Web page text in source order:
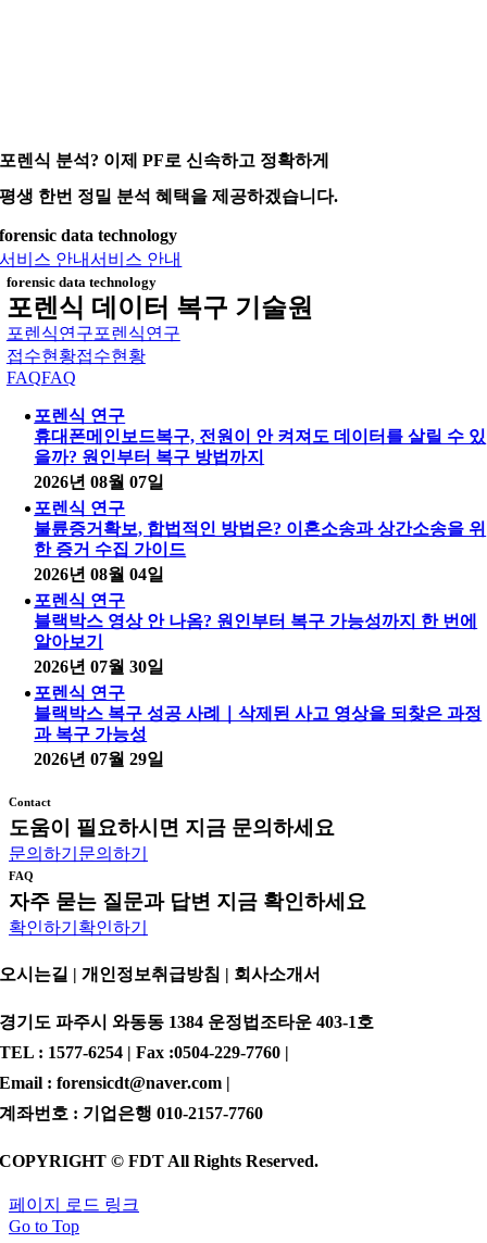
포렌식 분석? 이제 PF로 신속하고 정확하게
평생 한번 정밀 분석 혜택을 제공하겠습니다.
forensic data technology
서비스 안내서비스 안내
forensic data technology
포렌식 데이터 복구 기술원
포렌식연구포렌식연구
접수현황접수현황
FAQFAQ
포렌식 연구
휴대폰메인보드복구, 전원이 안 켜져도 데이터를 살릴 수 있
을까? 원인부터 복구 방법까지
2026년 08월 07일
포렌식 연구
불륜증거확보, 합법적인 방법은? 이혼소송과 상간소송을 위
한 증거 수집 가이드
2026년 08월 04일
포렌식 연구
블랙박스 영상 안 나옴? 원인부터 복구 가능성까지 한 번에
알아보기
2026년 07월 30일
포렌식 연구
블랙박스 복구 성공 사례｜삭제된 사고 영상을 되찾은 과정
과 복구 가능성
2026년 07월 29일
Contact
도움이 필요하시면 지금 문의하세요
문의하기 문의하기
FAQ
자주 묻는 질문과 답변 지금 확인하세요
확인하기 확인하기
오시는길 | 개인정보취급방침 | 회사소개서
경기도 파주시 와동동 1384 운정법조타운 403-1호
TEL : 1577-6254 | Fax :0504-229-7760 |
Email : forensicdt@naver.com |
계좌번호 : 기업은행 010-2157-7760
COPYRIGHT © FDT All Rights Reserved.
페이지 로드 링크
Go to Top